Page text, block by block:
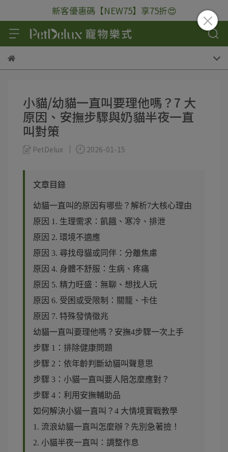
新客優惠碼【NEW75】享75折😍
小貓/幼貓一直叫要理他嗎？7 大
原因、安撫步驟與奶貓半夜一直
叫對策
PetDelux 2026-01-15
文章目錄
幼貓一直叫的原因有哪些？解析7大核心理由
原因 1. 生理需求：飢餓、寒冷、排泄
原因 2. 環境不適應
原因 3. 尋找母貓或同伴：分離焦慮
原因 4. 身體不舒服：生病、疼痛
原因 5. 精力旺盛：無聊、想找人玩
原因 6. 受困或受限制：關籠、卡住
原因 7. 特殊發情徵兆
幼貓一直叫要理他嗎？安撫4步驟一次上手
步驟 1：排除健康問題
步驟 2：依年齡判斷幼貓叫聲意思
步驟 3：小貓一直叫要人陪怎麼應對？
步驟 4：利用安撫輔助品
如何解決小貓一直叫？4 大情境實戰教學
1. 流浪幼貓一直叫怎麼辦？先別急著撿！
2. 小貓半夜一直叫：調整作息